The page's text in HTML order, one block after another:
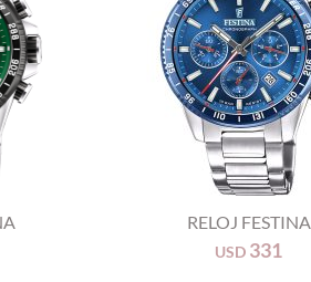
RELOJ FESTINA
USD 331